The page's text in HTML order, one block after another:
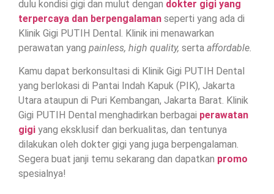
dulu kondisi gigi dan mulut dengan dokter gigi yang
terpercaya dan berpengalaman seperti yang ada di
Klinik Gigi PUTIH Dental. Klinik ini menawarkan
perawatan yang painless, high quality, serta affordable.
Kamu dapat berkonsultasi di Klinik Gigi PUTIH Dental
yang berlokasi di Pantai Indah Kapuk (PIK), Jakarta
Utara ataupun di Puri Kembangan, Jakarta Barat. Klinik
Gigi PUTIH Dental menghadirkan berbagai perawatan
gigi yang eksklusif dan berkualitas, dan tentunya
dilakukan oleh dokter gigi yang juga berpengalaman.
Segera buat janji temu sekarang dan dapatkan promo
spesialnya!